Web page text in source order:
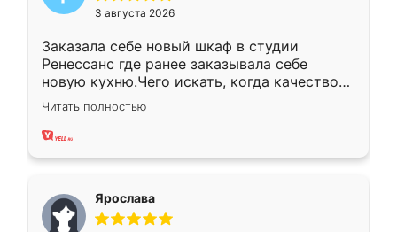
3 августа 2026
Заказала себе новый шкаф в студии
Ренессанс где ранее заказывала себе
новую кухню.Чего искать, когда качеством
вполне довольна. Служит кухня уже почти
два года, нареканий нет.
Читать полностью
Ярослава